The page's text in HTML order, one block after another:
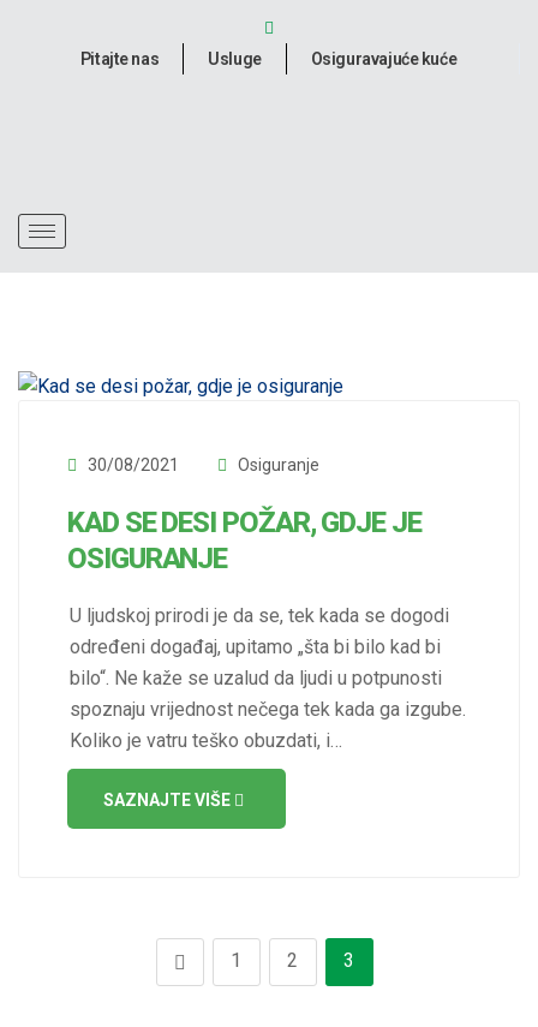
Pitajte nas Usluge Osiguravajuće kuće
30/08/2021 Osiguranje
KAD SE DESI POŽAR, GDJE JE
OSIGURANJE
U ljudskoj prirodi je da se, tek kada se dogodi
određeni događaj, upitamo „šta bi bilo kad bi
bilo“. Ne kaže se uzalud da ljudi u potpunosti
spoznaju vrijednost nečega tek kada ga izgube.
Koliko je vatru teško obuzdati, i…
SAZNAJTE VIŠE
1 2 3